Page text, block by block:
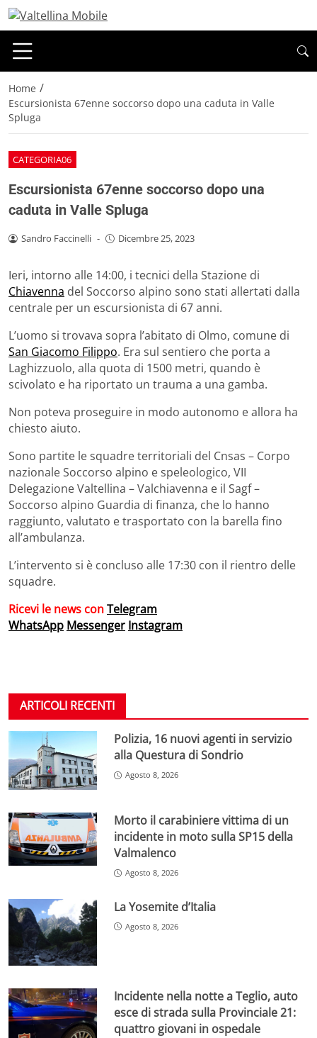
Home /
Escursionista 67enne soccorso dopo una caduta in Valle
Spluga
CATEGORIA06
Escursionista 67enne soccorso dopo una
caduta in Valle Spluga
Sandro Faccinelli - Dicembre 25, 2023
Ieri, intorno alle 14:00, i tecnici della Stazione di
Chiavenna del Soccorso alpino sono stati allertati dalla
centrale per un escursionista di 67 anni.
L’uomo si trovava sopra l’abitato di Olmo, comune di
San Giacomo Filippo. Era sul sentiero che porta a
Laghizzuolo, alla quota di 1500 metri, quando è
scivolato e ha riportato un trauma a una gamba.
Non poteva proseguire in modo autonomo e allora ha
chiesto aiuto.
Sono partite le squadre territoriali del Cnsas – Corpo
nazionale Soccorso alpino e speleologico, VII
Delegazione Valtellina – Valchiavenna e il Sagf –
Soccorso alpino Guardia di finanza, che lo hanno
raggiunto, valutato e trasportato con la barella fino
all’ambulanza.
L’intervento si è concluso alle 17:30 con il rientro delle
squadre.
Ricevi le news conTelegram
WhatsApp Messenger Instagram
ARTICOLI RECENTI
Polizia, 16 nuovi agenti in servizio
alla Questura di Sondrio
Agosto 8, 2026
Morto il carabiniere vittima di un
incidente in moto sulla SP15 della
Valmalenco
Agosto 8, 2026
La Yosemite d’Italia
Agosto 8, 2026
Incidente nella notte a Teglio, auto
esce di strada sulla Provinciale 21:
quattro giovani in ospedale